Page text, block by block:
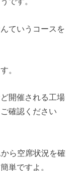
ていうコースを
。
開催される工場
確認ください
ら空席状況を確
単ですよ。